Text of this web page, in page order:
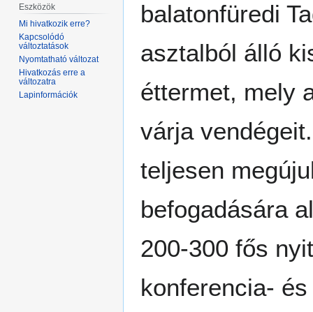
balatonfüredi
asztalból álló
éttermet, mely
várja
teljesen
befogadására
200-300 fős
konferencia-
Eszközök
Mi hivatkozik erre?
Kapcsolódó
változtatások
Nyomtatható változat
Hivatkozás erre a
változatra
Lapinformációk